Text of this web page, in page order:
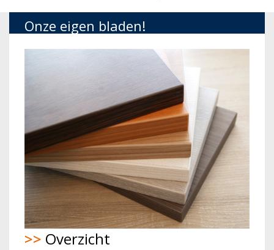
Onze eigen bladen!
>> Overzicht